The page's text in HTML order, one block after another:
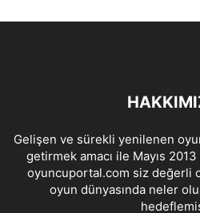
Gelişen ve sürekli yenilenen
getirmek amacı ile Mayıs
oyuncuportal.com siz değerli
oyun dünyasında neler